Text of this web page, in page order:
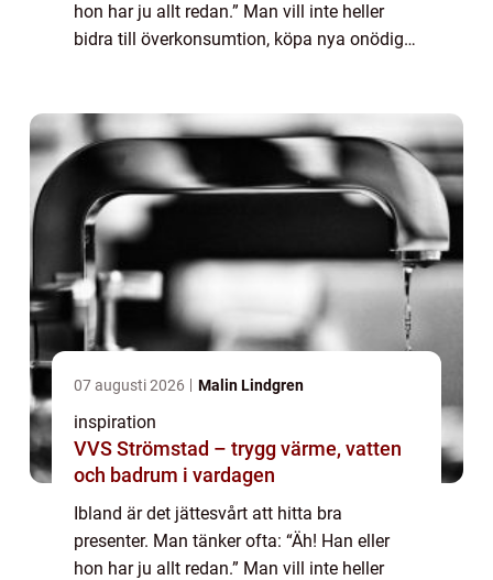
hon har ju allt redan.” Man vill inte heller
bidra till överkonsumtion, köpa nya onödiga
07 augusti 2026 Malin Lindgren
inspiration
VVS Strömstad – trygg värme, vatten
och badrum i vardagen
Ibland är det jättesvårt att hitta bra
presenter. Man tänker ofta: “Äh! Han eller
hon har ju allt redan.” Man vill inte heller